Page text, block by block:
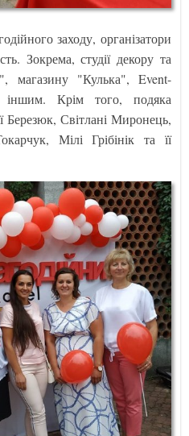
заходу, організатори
Зокрема, студії декору та
магазину "Кулька", Event-
іншим. Крім того, подяка
Світлані Миронець,
Мілі Грібінік та її